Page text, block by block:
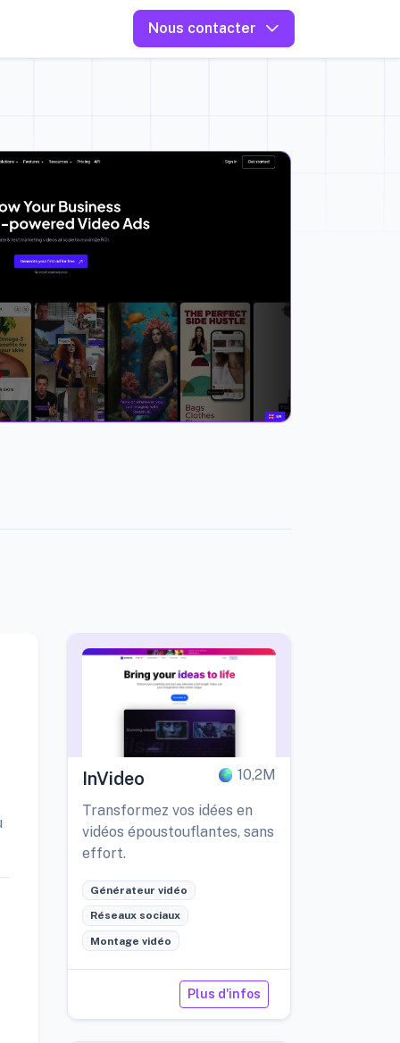
Nous contacter
InVideo 10,2M
Transformez vos idées en
vidéos époustouflantes, sans
effort.
Générateur vidéo
Réseaux sociaux
Montage vidéo
Plus d'infos